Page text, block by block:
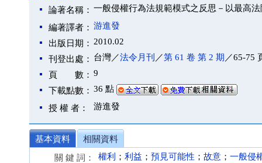
論著名稱： 一般侵權行為法規範模式之反思－以最高
編著譯者： 游進發
出版日期： 2010.02
刊登出處： 台灣／法令月刊 ／第 61 卷 第 2 期 ／65-75
頁 數： 9
下載點數： 36 點
授 權 者： 游進發
基本資料
相關資料
關 鍵 詞：
權利 ； 利益 ； 預見可能性 ； 故意 ； 一般侵